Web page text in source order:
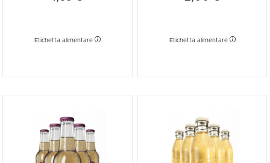
Etichetta alimentare Etichetta alimentare